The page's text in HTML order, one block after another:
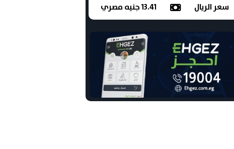
سعر الريال 13.41 جنيه مصري